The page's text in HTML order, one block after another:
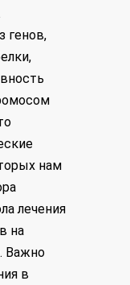
генов,
нам
лечения
на
Важно
в